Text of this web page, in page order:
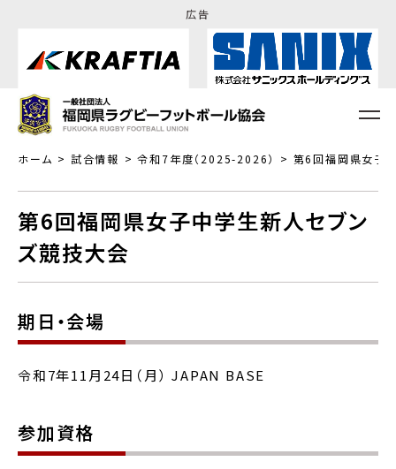
広告
ホーム 試合情報 令和7年度（2025-2026） 第6回福岡県女子
第6回福岡県女子中学生新人セブン
ズ競技大会
期日・会場
令和7年11月24日（月） JAPAN BASE
参加資格